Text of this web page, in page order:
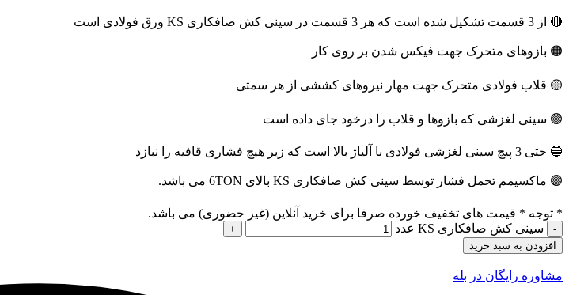
🔴 از 3 قسمت تشکیل شده است که هر 3 قسمت در سینی کش صافکاری KS ورق فولادی است
🟠 بازوهای متحرک جهت فیکس شدن بر روی کار
🟡 قلاب فولادی متحرک جهت مهار نیروهای کششی از هر سمتی
🟢 سینی لغزشی که بازوها و قلاب را درخود جای داده است
🔵 حتی 3 پیچ سینی لغزشی فولادی با آلیاژ بالا است که زیر هیچ فشاری قافیه را نبازد
🟣 ماکسیمم تحمل فشار توسط سینی کش صافکاری KS بالای 6TON می باشد.
* توجه * قیمت های تخفیف خورده صرفا برای خرید آنلاین (غیر حضوری) می باشد.
سینی کش صافکاری KS عدد
افزودن به سبد خرید
مشاوره رایگان در بله